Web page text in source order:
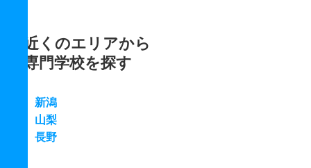
近くのエリアから
専門学校を探す
新潟
山梨
長野